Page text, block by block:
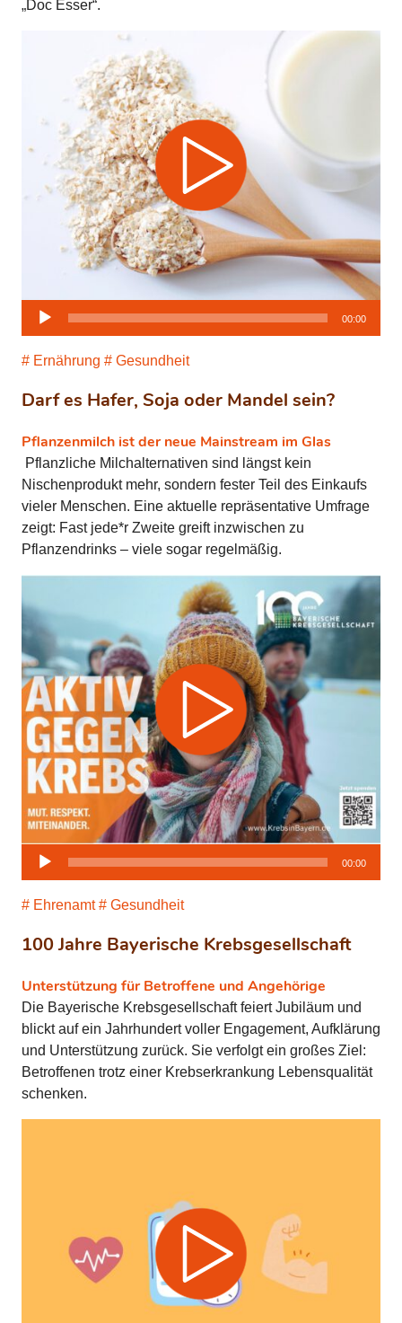
„Doc Esser“.
Darf es Hafer, Soja oder Mandel sein?
Pflanzenmilch ist der neue Mainstream im Glas
Ernährung Gesundheit
Audio-
00:00
Pflanzliche Milchalternativen sind längst kein
Nischenprodukt mehr, sondern fester Teil des Einkaufs
vieler Menschen. Eine aktuelle repräsentative Umfrage
zeigt: Fast jede*r Zweite greift inzwischen zu
Pflanzendrinks – viele sogar regelmäßig.
100 Jahre Bayerische Krebsgesellschaft
Unterstützung für Betroffene und Angehörige
Ehrenamt Gesundheit
Audio-
00:00
Die Bayerische Krebsgesellschaft feiert Jubiläum und
blickt auf ein Jahrhundert voller Engagement, Aufklärung
und Unterstützung zurück. Sie verfolgt ein großes Ziel:
Betroffenen trotz einer Krebserkrankung Lebensqualität
schenken.